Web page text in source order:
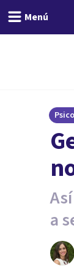
Menú
a